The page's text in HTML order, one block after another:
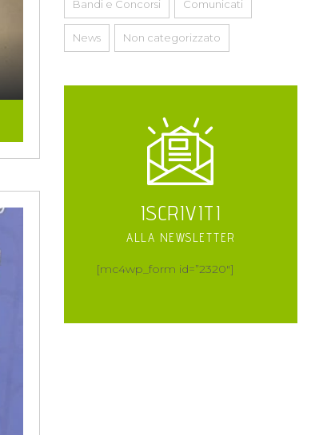
Bandi e Concorsi Comunicati
News Non categorizzato
ISCRIVITI
ALLA NEWSLETTER
[mc4wp_form id=”2320″]